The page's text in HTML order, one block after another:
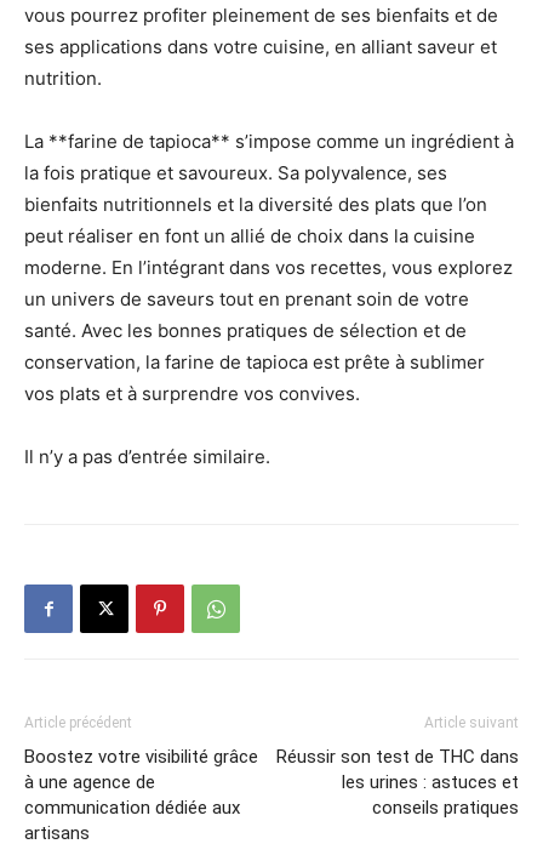
vous pourrez profiter pleinement de ses bienfaits et de
ses applications dans votre cuisine, en alliant saveur et
nutrition.
La **farine de tapioca** s’impose comme un ingrédient à
la fois pratique et savoureux. Sa polyvalence, ses
bienfaits nutritionnels et la diversité des plats que l’on
peut réaliser en font un allié de choix dans la cuisine
moderne. En l’intégrant dans vos recettes, vous explorez
un univers de saveurs tout en prenant soin de votre
santé. Avec les bonnes pratiques de sélection et de
conservation, la farine de tapioca est prête à sublimer
vos plats et à surprendre vos convives.
Il n’y a pas d’entrée similaire.
Article précédent
Boostez votre visibilité grâce
à une agence de
communication dédiée aux
artisans
Article suivant
Réussir son test de THC dans
les urines : astuces et
conseils pratiques